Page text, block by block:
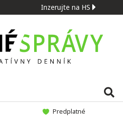
Inzerujte na HS
Predplatné